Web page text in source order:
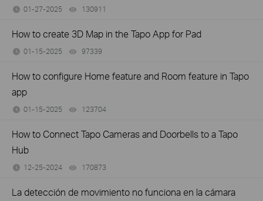
01-27-2025 130911
How to create 3D Map in the Tapo App for Pad
01-15-2025 97339
How to configure Home feature and Room feature in Tapo
app
01-15-2025 123704
How to Connect Tapo Cameras and Doorbells to a Tapo
Hub
12-25-2024 170873
La detección de movimiento no funciona en la cámara